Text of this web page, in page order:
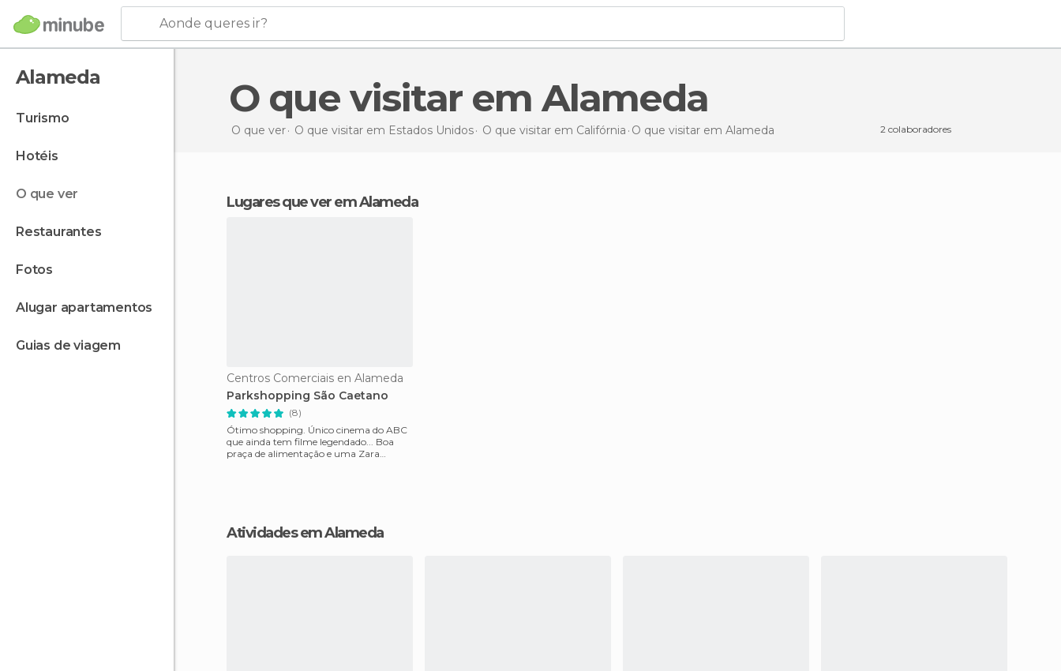
Aonde queres ir?
Alameda
turismo
hotéis
o que ver
restaurantes
fotos
alugar apartamentos
guias de viagem
O que visitar em Alameda
O que ver O que visitar em Estados Unidos O que visitar em Califórnia O que visitar em Alameda 2 colaboradores
Lugares que ver em Alameda
Centros Comerciais en Alameda
Parkshopping São Caetano
(8)
Ótimo shopping. Único cinema do ABC
que ainda tem filme legendado... Boa
praça de alimentação e uma Zara
Atividades em Alameda